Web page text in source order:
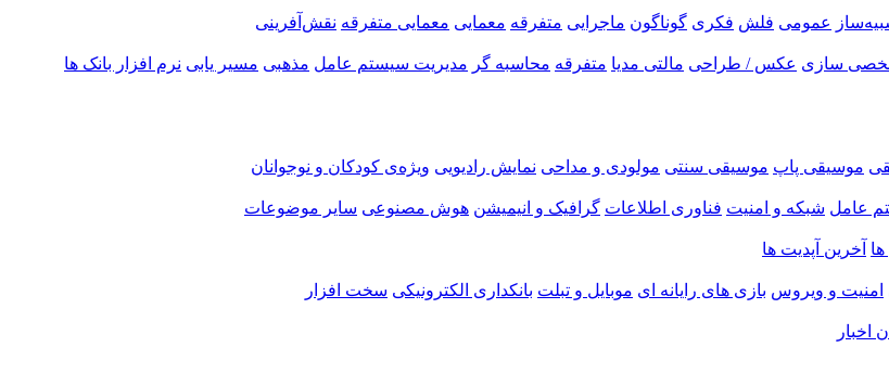
عمومی فلش فکری گوناگون ماجرایی متفرقه معمایی معمایی متفرقه نقش‌آفرینی
سازی عکس / طراحی مالتی مدیا متفرقه محاسبه گر مدیریت سیستم عامل مذهبی مسیر یابی نرم افزار بانک ها
موسیقی پاپ موسیقی سنتی مولودی و مداحی نمایش رادیویی ویژه‌ی کودکان و نوجوانان
عامل شبکه و امنیت فناوری اطلاعات گرافیک و انیمیشن هوش مصنوعی سایر موضوعات
آخرین آپدیت ها
امنیت و ویروس بازی های رایانه ای موبایل و تبلت بانکداری الکترونیکی سخت افزار
اخبار